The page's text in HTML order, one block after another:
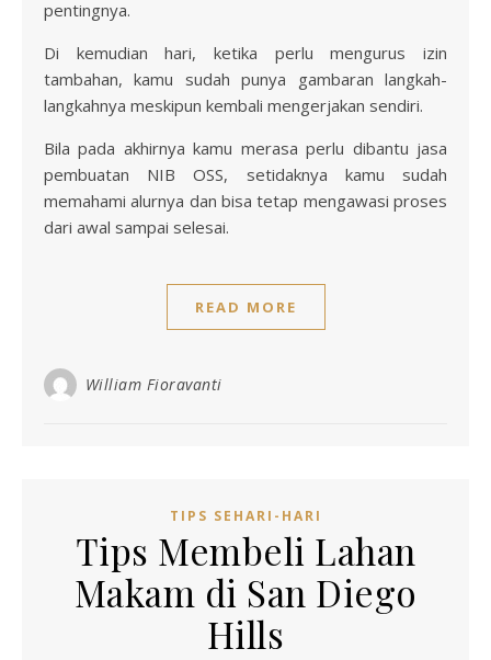
pentingnya.
Di kemudian hari, ketika perlu mengurus izin
tambahan, kamu sudah punya gambaran langkah-
langkahnya meskipun kembali mengerjakan sendiri.
Bila pada akhirnya kamu merasa perlu dibantu jasa
pembuatan NIB OSS, setidaknya kamu sudah
memahami alurnya dan bisa tetap mengawasi proses
dari awal sampai selesai.
READ MORE
William Fioravanti
TIPS SEHARI-HARI
Tips Membeli Lahan
Makam di San Diego
Hills